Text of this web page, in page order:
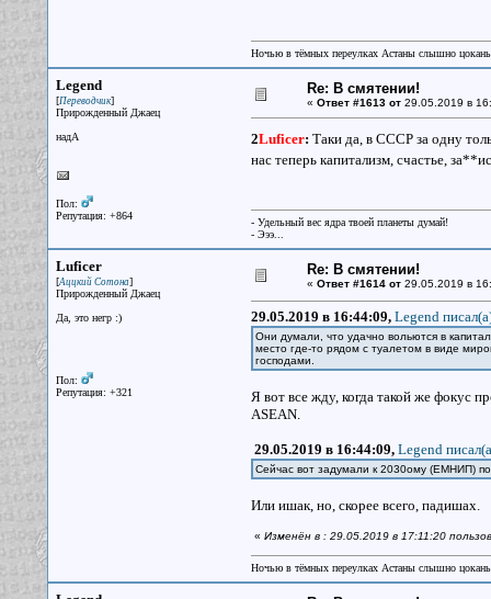
Ночью в тёмных переулках Астаны слышно
Legend
[Переводчик]
Прирожденный Джаец
надА
Пол:
Репутация: +864
Re: В смятении!
« Ответ #1613 от29.05.2019 в
2Luficer: Таки да, в СССР за одну
нас теперь капитализм, счастье,
- Удельный вес ядра твоей планеты думай!
- Эээ...
Luficer
[Аццкий Сотона]
Прирожденный Джаец
Да, это негр :)
Пол:
Репутация: +321
Re: В смятении!
« Ответ #1614 от29.05.2019 в
29.05.2019 в 16:44:09, Legend
Они думали, что удачно вольются в
место где-то рядом с туалетом в виде
господами.
Я вот все жду, когда такой же фокус
ASEAN.
29.05.2019 в 16:44:09, Legend
Сейчас вот задумали к 2030ому (ЕМНИП)
Или ишак, но, скорее всего, падишах.
« Изменён в : 29.05.2019 в 17:11:20
Ночью в тёмных переулках Астаны слышно